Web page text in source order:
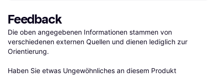
Feedback
Die oben angegebenen Informationen stammen von
verschiedenen externen Quellen und dienen lediglich zur
Orientierung.
Haben Sie etwas Ungewöhnliches an diesem Produkt